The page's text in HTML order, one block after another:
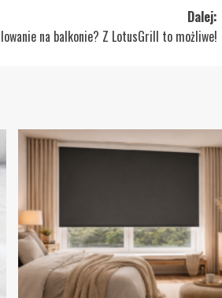
Dalej:
na balkonie? Z LotusGrill to możliwe!